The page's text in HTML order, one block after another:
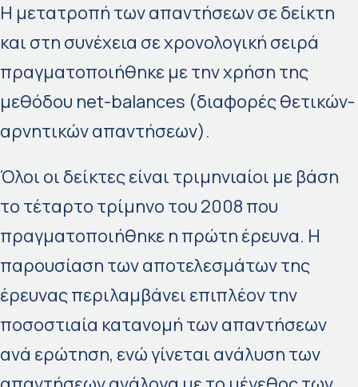
Η μετατροπή των απαντήσεων σε δείκτη
και στη συνέχεια σε χρονολογική σειρά
πραγματοποιήθηκε με την χρήση της
μεθόδου net-balances (διαφορές θετικών-
αρνητικών απαντήσεων).
Όλοι οι δείκτες είναι τριμηνιαίοι με βάση
το τέταρτο τρίμηνο του 2008 που
πραγματοποιήθηκε η πρώτη έρευνα. Η
παρουσίαση των αποτελεσμάτων της
έρευνας περιλαμβάνει επιπλέον την
ποσοστιαία κατανομή των απαντήσεων
ανά ερώτηση, ενώ γίνεται ανάλυση των